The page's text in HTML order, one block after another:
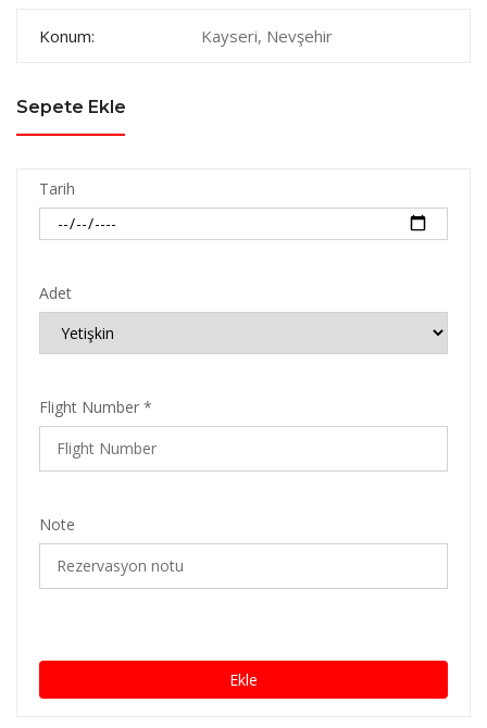
Konum: Kayseri, Nevşehir
Sepete Ekle
Tarih
Adet
Flight Number *
Note
Ekle